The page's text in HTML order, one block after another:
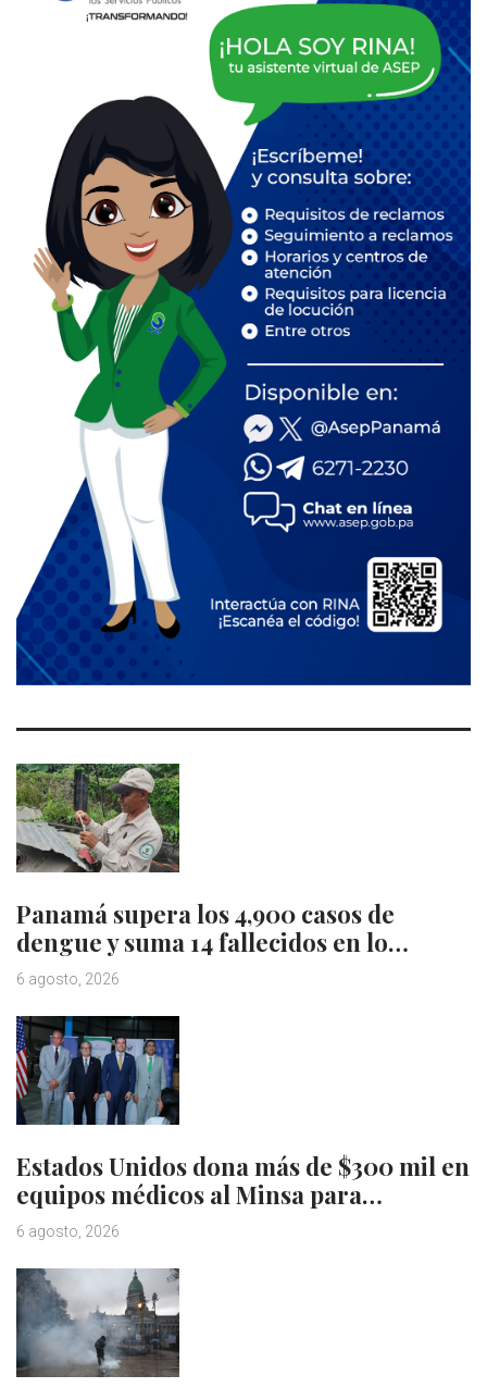
Panamá supera los 4,900 casos de
dengue y suma 14 fallecidos en lo…
6 agosto, 2026
Estados Unidos dona más de $300 mil en
equipos médicos al Minsa para…
6 agosto, 2026